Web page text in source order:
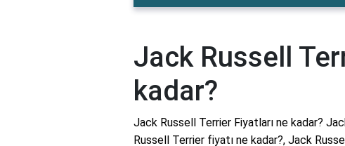
Jack Russell
kadar?
Jack Russell Terrier Fiyatları ne kadar?
Russell Terrier fiyatı ne kadar?, Jack